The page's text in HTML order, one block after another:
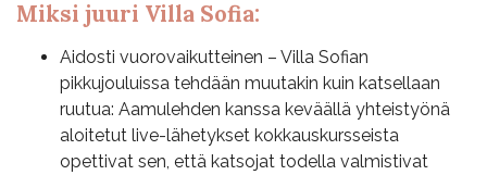
Miksi juuri Villa Sofia:
Aidosti vuorovaikutteinen – Villa Sofian
pikkujouluissa tehdään muutakin kuin katsellaan
ruutua: Aamulehden kanssa keväällä yhteistyönä
aloitetut live-lähetykset kokkauskursseista
opettivat sen, että katsojat todella valmistivat